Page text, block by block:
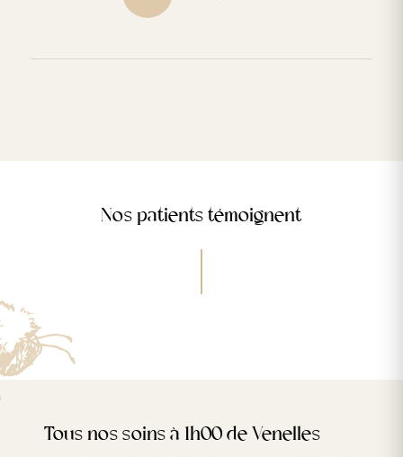
Nos patients témoignent
Tous nos soins à 1h00 de Venelles